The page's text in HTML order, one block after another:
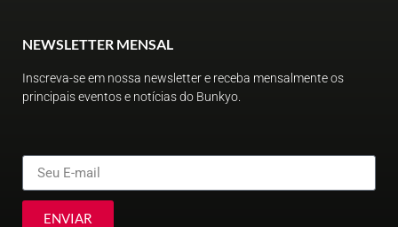
NEWSLETTER MENSAL
Inscreva-se em nossa newsletter e receba mensalmente os
principais eventos e notícias do Bunkyo.
ENVIAR